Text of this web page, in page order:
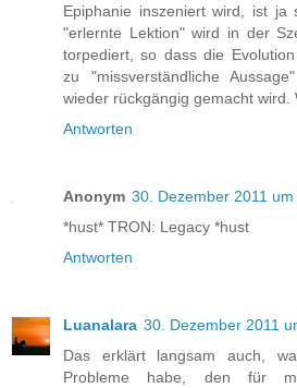
Epiphanie inszeniert wird, ist ja
"erlernte Lektion" wird in der
torpediert, so dass die
zu "missverständliche
wieder rückgängig gemacht wird.
Antworten
Anonym 30. Dezember 2011
*hust* TRON: Legacy *hust
Antworten
Luanalara 30. Dezember 2011
Das erklärt langsam auch,
Probleme habe, den für